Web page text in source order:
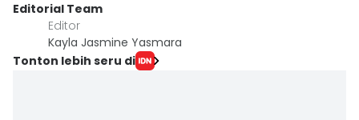
Editorial Team
Editor
Kayla Jasmine Yasmara
Tonton lebih seru di